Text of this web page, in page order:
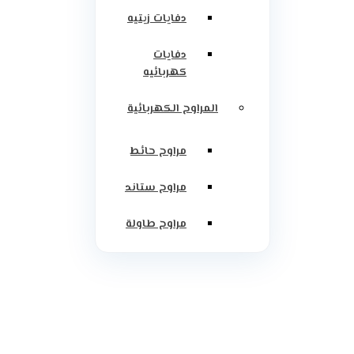
دفايات زيتيه
دفايات
كهربائيه
المراوح الكهربائية
مراوح حائط
مراوح ستاند
مراوح طاولة